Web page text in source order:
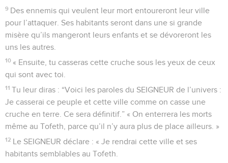
9 Des ennemis qui veulent leur mort entoureront leur ville
pour l’attaquer. Ses habitants seront dans une si grande
misère qu’ils mangeront leurs enfants et se dévoreront les
uns les autres.
10 « Ensuite, tu casseras cette cruche sous les yeux de ceux
qui sont avec toi.
11 Tu leur diras : “Voici les paroles du SEIGNEUR de l’univers :
Je casserai ce peuple et cette ville comme on casse une
cruche en terre. Ce sera définitif.” « On enterrera les morts
même au Tofeth, parce qu’il n’y aura plus de place ailleurs. »
12 Le SEIGNEUR déclare : « Je rendrai cette ville et ses
habitants semblables au Tofeth.